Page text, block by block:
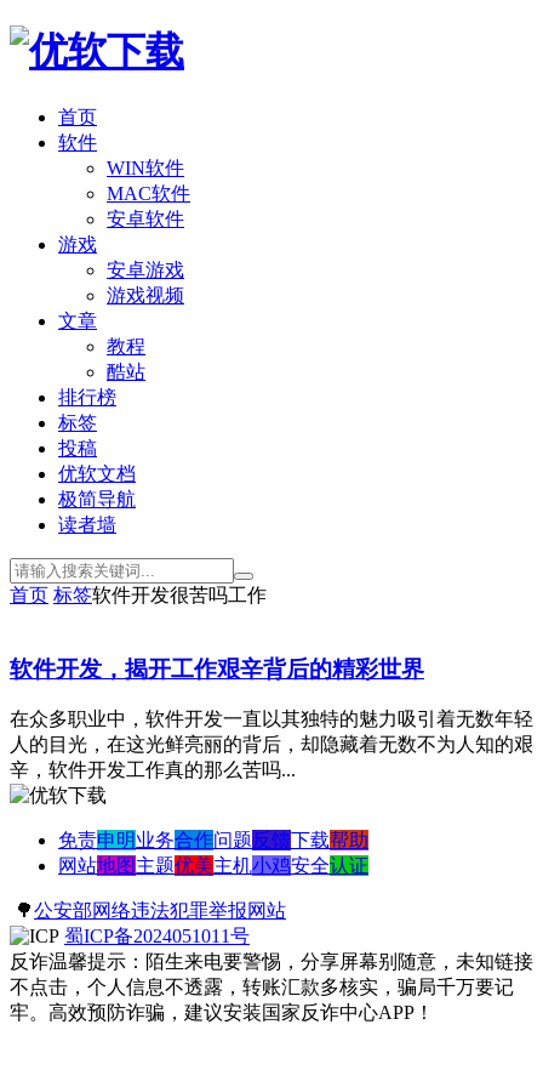
首页
软件
WIN软件
MAC软件
安卓软件
游戏
安卓游戏
游戏视频
文章
教程
酷站
排行榜
标签
投稿
优软文档
极简导航
读者墙
首页 标签软件开发很苦吗工作
软件开发，揭开工作艰辛背后的精彩世界
在众多职业中，软件开发一直以其独特的魅力吸引着无数年轻
人的目光，在这光鲜亮丽的背后，却隐藏着无数不为人知的艰
辛，软件开发工作真的那么苦吗...
免责申明业务合作问题反馈下载帮助
网站地图 主题优美主机小鸡安全认证
🌳公安部网络违法犯罪举报网站
蜀ICP备2024051011号
反诈温馨提示：陌生来电要警惕，分享屏幕别随意，未知链接
不点击，个人信息不透露，转账汇款多核实，骗局千万要记
牢。高效预防诈骗，建议安装国家反诈中心APP！